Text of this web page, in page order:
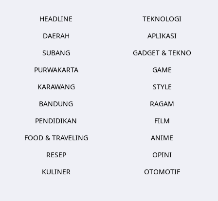
HEADLINE
DAERAH
SUBANG
PURWAKARTA
KARAWANG
BANDUNG
PENDIDIKAN
FOOD & TRAVELING
RESEP
KULINER
TEKNOLOGI
APLIKASI
GADGET & TEKNO
GAME
STYLE
RAGAM
FILM
ANIME
OPINI
OTOMOTIF